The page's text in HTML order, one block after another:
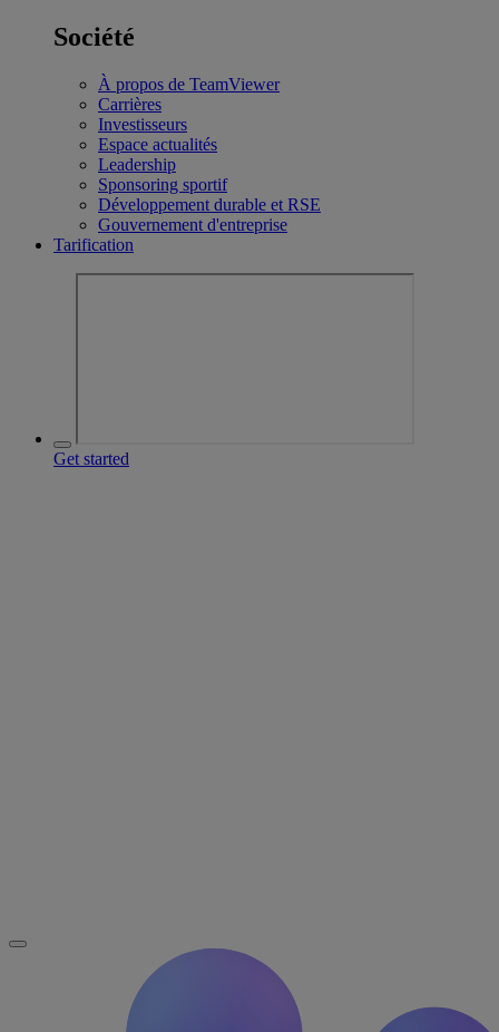
Société
À propos de TeamViewer
Carrières
Investisseurs
Espace actualités
Leadership
Sponsoring sportif
Développement durable et RSE
Gouvernement d'entreprise
Tarification
Get started